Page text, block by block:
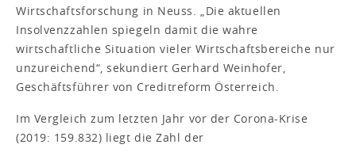
Wirtschaftsforschung in Neuss. „Die aktuellen
Insolvenzzahlen spiegeln damit die wahre
wirtschaftliche Situation vieler Wirtschaftsbereiche nur
unzureichend“, sekundiert Gerhard Weinhofer,
Geschäftsführer von Creditreform Österreich.
Im Vergleich zum letzten Jahr vor der Corona-Krise
(2019: 159.832) liegt die Zahl der